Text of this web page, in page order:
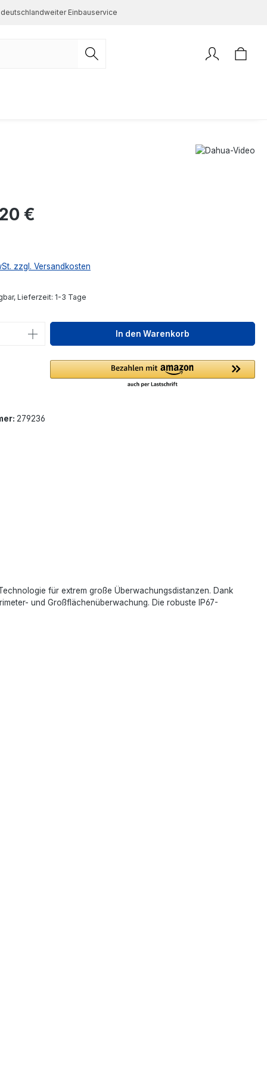
deutschlandweiter Einbauservice
€
zzgl. Versandkosten
Lieferzeit: 1-3 Tage
Anzahl: Gib den gewünschten Wert
In den Warenkorb
279236
für extrem große Überwachungsdistanzen. Dank
und Großflächenüberwachung. Die robuste IP67-